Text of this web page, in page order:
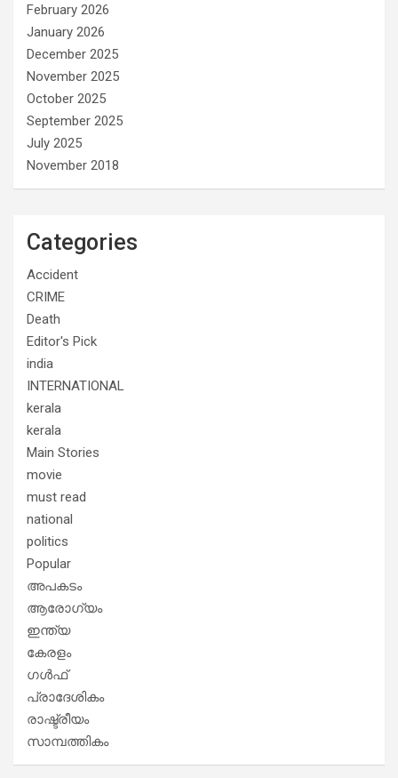
February 2026
January 2026
December 2025
November 2025
October 2025
September 2025
July 2025
November 2018
Categories
Accident
CRIME
Death
Editor's Pick
india
INTERNATIONAL
kerala
kerala
Main Stories
movie
must read
national
politics
Popular
അപകടം
ആരോഗ്യം
ഇന്ത്യ
കേരളം
ഗൾഫ്
പ്രാദേശികം
രാഷ്ട്രീയം
സാമ്പത്തികം